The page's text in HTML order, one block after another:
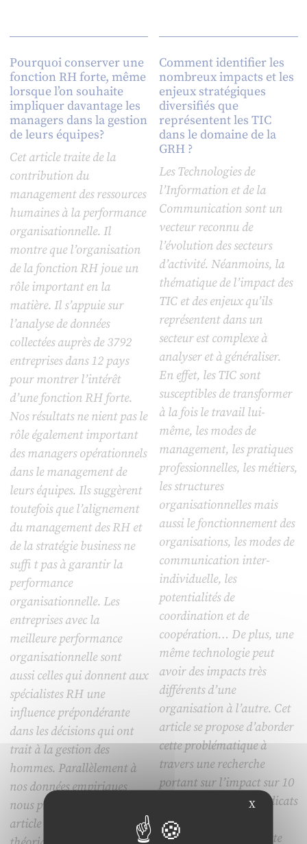
Pourquoi conserver une
fonction RH forte, même
lorsque l’on souhaite
impliquer davantage les
managers dans la gestion
de leurs équipes?
Cet article traite de la
contribution du
management des ressources
humaines à la performance
organisationnelle. Il
montre que l’organisation
de la fonction RH joue un
rôle important en la
matière. Il s’appuie sur
l’analyse de données
collectées auprès de 3792
entreprises dans 12 pays
pour montrer l’intérêt
d’une fonction RH forte.
Nos résultats ne nient pas le
rôle également important
des managers opérationnels
dans le management de
leurs équipes. Ils suggèrent
toutefois que l’alignement
du management des RH et
de la stratégie business ne
suffi t pas à garantir la
performance
organisationnelle. Les
entreprises avec la
meilleure performance
organisationnelle sont
aussi celles qui donnent aux
spécialistes RH une
influence prépondérante
dans les décisions qui ont
trait à la gestion des
hommes. Parallèlement à
nos données empiriques
nous proposons dans cet
article des éléments
Comment identifier les
nombreux impacts et les
enjeux stratégiques
diversifiés que
représentent les TIC
dans le domaine de la
GRH ?
Les Technologies de
l’Information et de la
Communication sont un
vecteur reconnu de
l’évolution des secteurs
d’activité. Néanmoins, la
thématique de l’impact des
TIC et des enjeux qu’ils
représentent dans un
secteur est complexe à
analyser et à généraliser.
En effet, les TIC sont
susceptibles de transformer
à la fois le travail lui-
même, les modes de
management, les pratiques
professionnelles, les métiers,
les structures
organisationnelles mais
aussi le fonctionnement des
organisations, les modes de
communication inter-
individuelle, les
potentialités de
coordination et de
coopération… De plus, une
même technologie peut
avoir des impacts très
différents d’une
organisation à l’autre. Cet
article se propose d’aborder
cette problématique à
travers une recherche
portant sur l’impact sur 10
ans des TIC sur les syndicats
et le syndicalisme. Les
différentes étapes de cette
X